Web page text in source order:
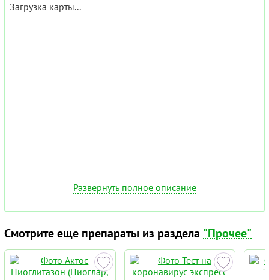
Загрузка карты...
Развернуть полное описание
Смотрите еще препараты из раздела "Прочее"